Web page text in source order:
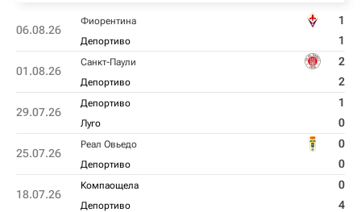
06.08.26
Фиорентина 1
Депортиво 1
01.08.26
Санкт-Паули 2
Депортиво 2
29.07.26
Депортиво 1
Луго 0
25.07.26
Реал Овьедо 0
Депортиво 0
18.07.26
Компаощела 0
Депортиво 4